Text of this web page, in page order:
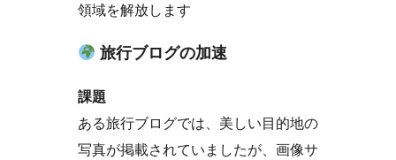
領域を解放します
旅行ブログの加速
課題
ある旅行ブログでは、美しい目的地の
写真が掲載されていましたが、画像サ